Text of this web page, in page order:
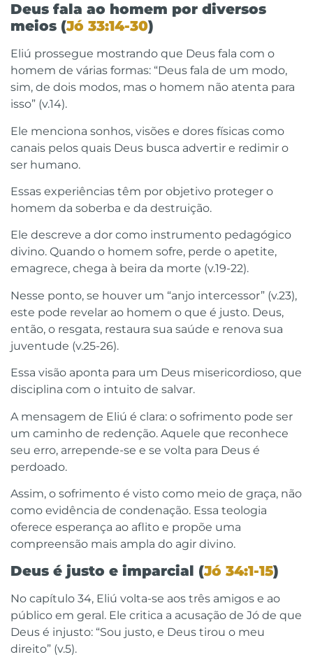
Deus fala ao homem por diversos
meios (Jó 33:14-30)
Eliú prossegue mostrando que Deus fala com o
homem de várias formas: “Deus fala de um modo,
sim, de dois modos, mas o homem não atenta para
isso” (v.14).
Ele menciona sonhos, visões e dores físicas como
canais pelos quais Deus busca advertir e redimir o
ser humano.
Essas experiências têm por objetivo proteger o
homem da soberba e da destruição.
Ele descreve a dor como instrumento pedagógico
divino. Quando o homem sofre, perde o apetite,
emagrece, chega à beira da morte (v.19-22).
Nesse ponto, se houver um “anjo intercessor” (v.23),
este pode revelar ao homem o que é justo. Deus,
então, o resgata, restaura sua saúde e renova sua
juventude (v.25-26).
Essa visão aponta para um Deus misericordioso, que
disciplina com o intuito de salvar.
A mensagem de Eliú é clara: o sofrimento pode ser
um caminho de redenção. Aquele que reconhece
seu erro, arrepende-se e se volta para Deus é
perdoado.
Assim, o sofrimento é visto como meio de graça, não
como evidência de condenação. Essa teologia
oferece esperança ao aflito e propõe uma
compreensão mais ampla do agir divino.
Deus é justo e imparcial (Jó 34:1-15)
No capítulo 34, Eliú volta-se aos três amigos e ao
público em geral. Ele critica a acusação de Jó de que
Deus é injusto: “Sou justo, e Deus tirou o meu
direito” (v.5).